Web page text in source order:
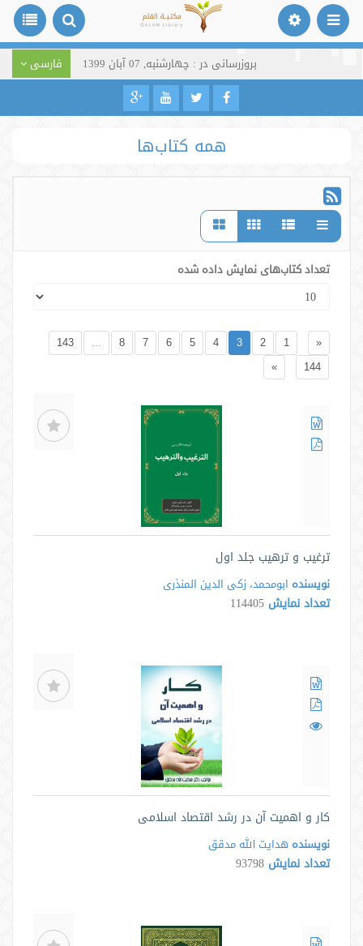
بروزرسانی در : چهارشنبه, 07 آبان 1399 فارسی
همه کتاب‌ها
تعداد کتاب‌های نمایش داده شده
«
1
2
3
4
5
6
7
8
...
143
144
»
ترغیب و ترهیب جلد اول
نویسنده ابومحمد، زکی الدین المنذری
تعداد نمایش 114405
کار و اهمیت آن در رشد اقتصاد اسلامی
نویسنده هدایت الله مدقق
تعداد نمایش 93798